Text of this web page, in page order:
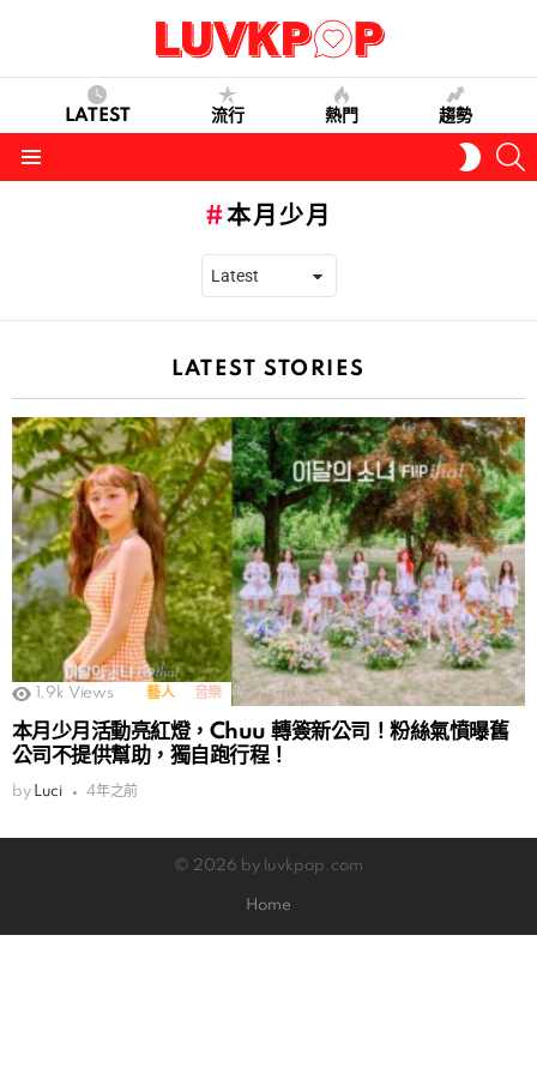
LATEST 流行 熱門 趨勢
SKIN
本月少月
LATEST STORIES
1.9k Views 藝人 音樂
本月少月活動亮紅燈，Chuu 轉簽新公司！粉絲氣憤曝舊
公司不提供幫助，獨自跑行程！
by Luci 4年之前
© 2026 by luvkpop.com
Home